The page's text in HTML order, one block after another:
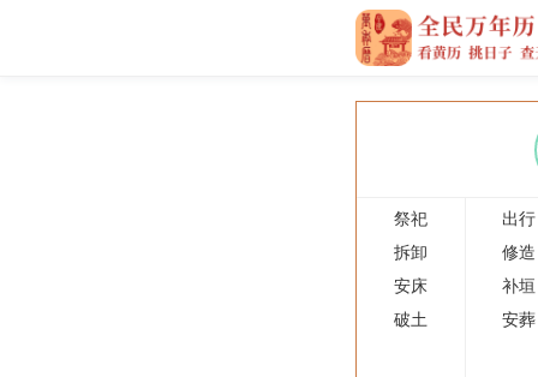
祭祀
出行
拆卸
修造
安床
补垣
破土
安葬